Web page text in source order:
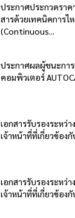
ประกาศประกวดราค
สารด้วยเทคนิคการไ
(Continuous...
ประกาศผลผู้ชนะกา
คอมพิวเตอร์
เอกสารรับรองระหว่
เจ้าหน้าที่ที่เกี่ยวข้อง
เอกสารรับรองระหว่
เจ้าหน้าที่ที่เกี่ยวข้อง